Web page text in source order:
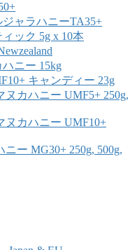
ャラハニーTA35+
ック 5g x 10本
ハニー 15kg
キャンディー 23g
ヌカハニー UMF5+ 250g,
ヌカハニー UMF10+
ー MG30+ 250g, 500g,